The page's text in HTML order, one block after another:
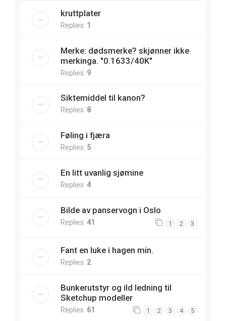
kruttplater
Replies: 1
Merke: dødsmerke? skjønner ikke
merkinga. "0.1633/40K"
Replies: 9
Siktemiddel til kanon?
Replies: 8
Føling i fjæra
Replies: 5
En litt uvanlig sjømine
Replies: 4
Bilde av panservogn i Oslo
Replies: 41 1 2 3
Fant en luke i hagen min.
Replies: 2
Bunkerutstyr og ild ledning til
Sketchup modeller
Replies: 61 1 2 3 4 5